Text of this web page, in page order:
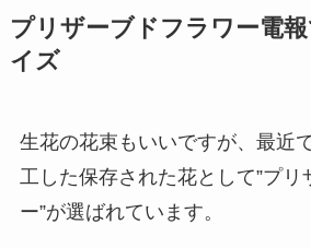
ぬいぐるみ
プレミアムギフト
カタログギフト
プリザーブドフラワー電
イズ
生花の花束もいいですが、最近
工した保存された花として”プリ
ー”が選ばれています。